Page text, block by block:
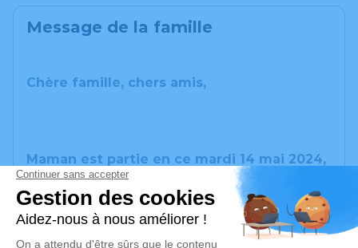
Message de la famille
Chère famille, chers amis,
Maman est partie en ce mardi 14 mai 2024,
doucement et sans souffrir. Depuis
quelques jours, elle s’affaiblissait. Elle s’est
éteinte comme une petite bougie.